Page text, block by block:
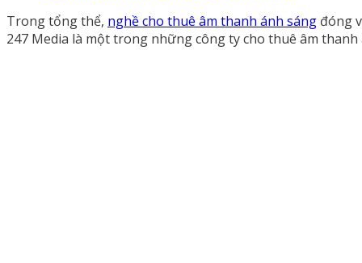
Trong tổng thể, nghề cho thuê âm thanh ánh sáng đóng
247 Media là một trong những công ty cho thuê âm